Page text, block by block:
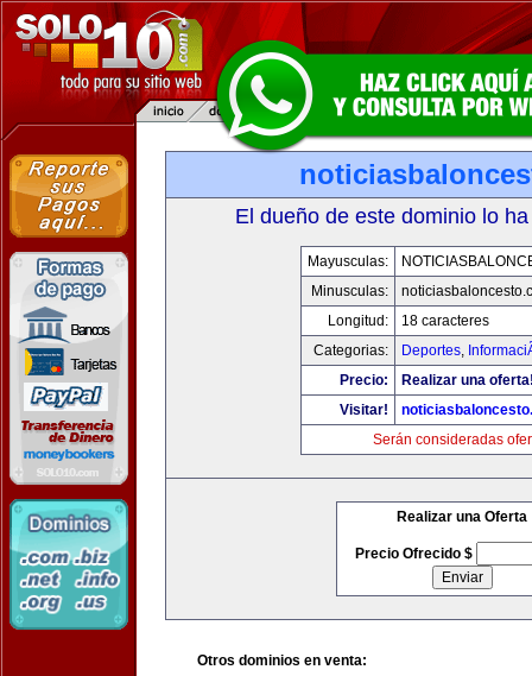
El dueño de este dominio lo
Mayusculas:
Minusculas:
Longitud:
18 caracteres
Categorias:
Deportes,
Precio:
Realizar una
Visitar!
Serán consideradas
Realizar una Oferta
Precio Ofrecido $
Otros dominios en venta: